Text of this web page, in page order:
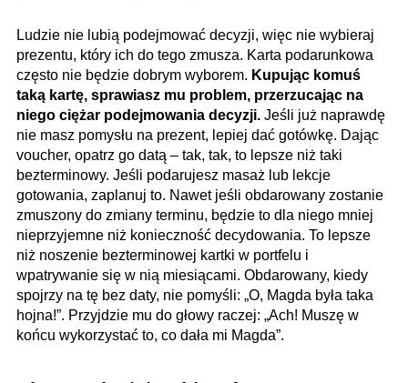
Ludzie nie lubią podejmować decyzji, więc nie wybieraj
prezentu, który ich do tego zmusza. Karta podarunkowa
często nie będzie dobrym wyborem. Kupując komuś
taką kartę, sprawiasz mu problem, przerzucając na
niego ciężar podejmowania decyzji. Jeśli już naprawdę
nie masz pomysłu na prezent, lepiej dać gotówkę. Dając
vou­cher, opatrz go datą – tak, tak, to lepsze niż taki
bezterminowy. Jeśli podarujesz masaż lub lekcje
gotowania, zaplanuj to. Nawet jeśli obdarowany zostanie
zmuszony do zmiany terminu, będzie to dla niego mniej
nieprzyjemne niż konieczność decydowania. To lepsze
niż noszenie bezterminowej kartki w portfelu i
wpatrywanie się w nią miesiącami. Obdarowany, kiedy
spojrzy na tę bez daty, nie pomyśli: „O, Magda była taka
hojna!”. Przyjdzie mu do głowy raczej: „Ach! Muszę w
końcu wykorzystać to, co dała mi Magda”.